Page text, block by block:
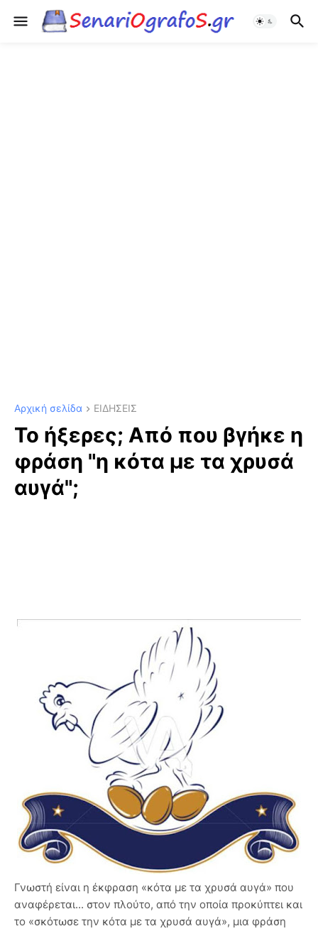
Αρχική σελίδα ΕΙΔΗΣΕΙΣ
Το ήξερες; Από που βγήκε η
φράση "η κότα με τα χρυσά
αυγά";
Γνωστή είναι η έκφραση «κότα με τα χρυσά αυγά» που
αναφέρεται... στον πλούτο, από την οποία προκύπτει και
το «σκότωσε την κότα με τα χρυσά αυγά», μια φράση